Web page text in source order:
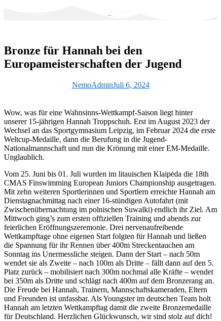
Bronze für Hannah bei den
Europameisterschaften der Jugend
NemoAdminJuli 6, 2024
Wow, was für eine Wahnsinns-Wettkampf-Saison liegt hinter
unserer 15-jährigen Hannah Troppschuh. Erst im August 2023 der
Wechsel an das Sportgymnasium Leipzig, im Februar 2024 die erste
Weltcup-Medaille, dann die Berufung in die Jugend-
Nationalmannschaft und nun die Krönung mit einer EM-Medaille.
Unglaublich.
Vom 25. Juni bis 01. Juli wurden im litauischen Klaipėda die 18th
CMAS Finswimming European Juniors Championship ausgetragen.
Mit zehn weiteren Sportlerinnen und Sportlern erreichte Hannah am
Dienstagnachmittag nach einer 16-stündigen Autofahrt (mit
Zwischenübernachtung im polnischen Suwalki) endlich ihr Ziel. Am
Mittwoch ging’s zum ersten offiziellen Training und abends zur
feierlichen Eröffnungszeremonie. Drei nervenaufreibende
Wettkampftage ohne eigenen Start folgten für Hannah und ließen
die Spannung für ihr Rennen über 400m Streckentauchen am
Sonntag ins Unermessliche steigen. Dann der Start – nach 50m
wendet sie als Zweite – nach 100m als Dritte – fällt dann auf den 5.
Platz zurück – mobilisiert nach 300m nochmal alle Kräfte – wendet
bei 350m als Dritte und schlägt nach 400m auf dem Bronzerang an.
Die Freude bei Hannah, Trainern, Mannschaftskameraden, Eltern
und Freunden ist unfassbar. Als Youngster im deutschen Team holt
Hannah am letzten Wettkampftag damit die zweite Bronzemedaille
für Deutschland. Herzlichen Glückwunsch, wir sind stolz auf dich!